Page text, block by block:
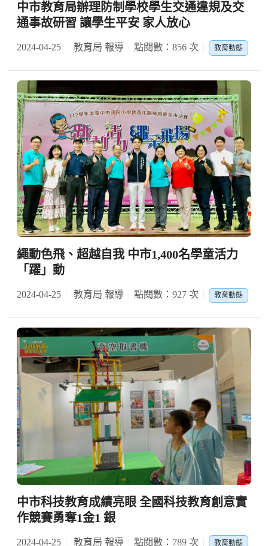
中市教育局辦理防制學校學生交通違規及交
通事故研習 讓學生平安 家人放心
2024-04-25 教育局 報導 點閱數：856 次 教育動態
繩動色飛、超越自我 中市1,400名學童活力
「躍」動
2024-04-25 教育局 報導 點閱數：927 次 教育動態
中市科技教育成績亮眼 全國科技教育創意實
作競賽勇奪1金1 銀
2024-04-25 教育局 報導 點閱數：789 次 教育動態